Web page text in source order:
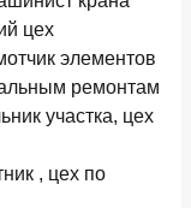
цех
элементов
ремонтам
участка, цех
, цех по